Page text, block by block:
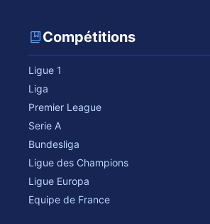
Compétitions
Ligue 1
Liga
Premier League
Serie A
Bundesliga
Ligue des Champions
Ligue Europa
Equipe de France